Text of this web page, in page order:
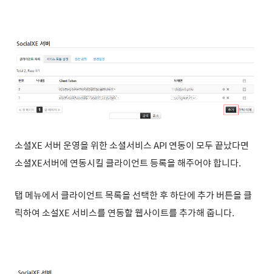
소셜XE 서버 운영을 위한 소셜서비스 API 연동이 모두 끝났다면
소셜XE서버에 연동시킬 클라이언트 등록을 해주어야 합니다.
탭 메뉴에서 클라이언트 목록을 선택한 후 하단에 추가 버튼을 클
릭하여 소설XE 서비스를 연동할 웹사이트를 추가해 줍니다.